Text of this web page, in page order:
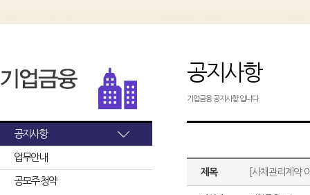
공지사항
업무안내
공모주 청약
공지사항
기업금융 공지사항 입니다.
제목 [사채관리계약